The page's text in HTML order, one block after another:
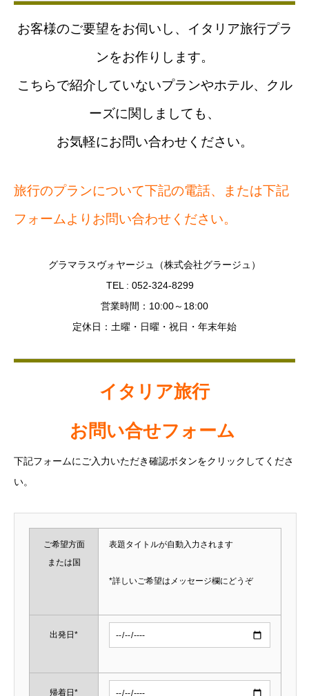
お客様のご要望をお伺いし、イタリア旅行プラ
ンをお作りします。
こちらで紹介していないプランやホテル、クル
ーズに関しましても、
お気軽にお問い合わせください。
旅行のプランについて下記の電話、または下記
フォームよりお問い合わせください。
グラマラスヴォヤージュ（株式会社グラージュ）
TEL : 052-324-8299
営業時間：10:00～18:00
定休日：土曜・日曜・祝日・年末年始
イタリア旅行
お問い合せフォーム
下記フォームにご入力いただき確認ボタンをクリックしてくださ
い。
ご希望方面
または国
表題タイトルが自動入力されます
*詳しいご希望はメッセージ欄にどうぞ
出発日*
帰着日*